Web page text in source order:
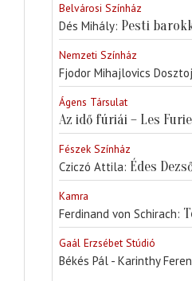
Belvárosi Színház
Dés Mihály Pesti
Nemzeti Színház
Fjodor Mihajlovics
Ágens Társulat
Az idő fúriái – Les
Fészek Színház
Cziczó Attila Édes
Kamra
Ferdinand von Schirach
Gaál Erzsébet Stúdió
Békés Pál - Karinthy